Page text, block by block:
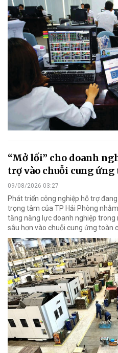
“Mở lối” cho doanh
trợ vào chuỗi cung ứng
09/08/2026 03:27
Phát triển công nghiệp hỗ trợ
trọng tâm của TP Hải Phòng
tăng năng lực doanh nghiệp
sâu hơn vào chuỗi cung ứng toàn